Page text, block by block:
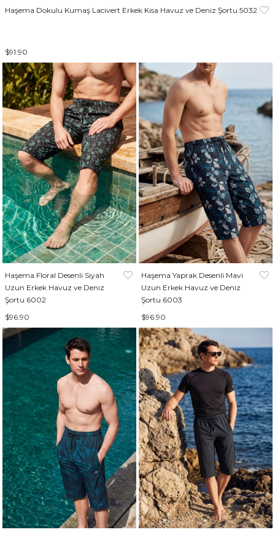
Haşema Dokulu Kumaş Lacivert Erkek Kısa Havuz ve Deniz Şortu 5032
$91.90
Haşema Floral Desenli Siyah
Uzun Erkek Havuz ve Deniz
Şortu 6002
$96.90
Haşema Yaprak Desenli Mavi
Uzun Erkek Havuz ve Deniz
Şortu 6003
$96.90